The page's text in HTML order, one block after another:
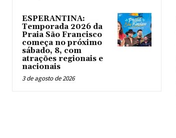
ESPERANTINA:
Temporada 2026 da
Praia São Francisco
começa no próximo
sábado, 8, com
atrações regionais e
nacionais
3 de agosto de 2026